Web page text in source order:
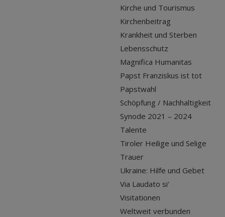
Kirche und Tourismus
Kirchenbeitrag
Krankheit und Sterben
Lebensschutz
Magnifica Humanitas
Papst Franziskus ist tot
Papstwahl
Schöpfung / Nachhaltigkeit
Synode 2021 – 2024
Talente
Tiroler Heilige und Selige
Trauer
Ukraine: Hilfe und Gebet
Via Laudato si'
Visitationen
Weltweit verbunden